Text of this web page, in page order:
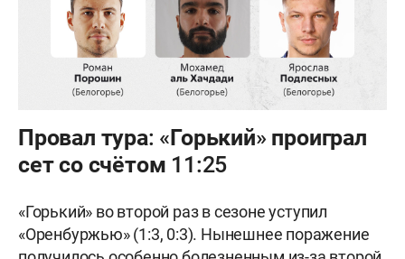
Провал тура: «Горький» проиграл
сет со счётом 11:25
«Горький» во второй раз в сезоне уступил
«Оренбуржью» (1:3, 0:3). Нынешнее поражение